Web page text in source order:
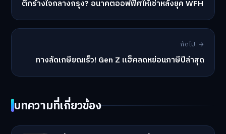
ตึกร้างใจกลางกรุง? อนาคตออฟฟิศให้เช่าหลังยุค WFH
ถัดไป →
ทางลัดเกษียณเร็ว! Gen Z แฮ็คลดหย่อนภาษีปีล่าสุด
บทความที่เกี่ยวข้อง